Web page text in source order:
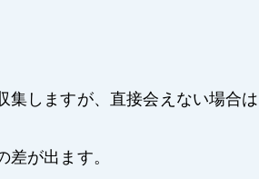
しますが、直接会えない場合
が出ます。